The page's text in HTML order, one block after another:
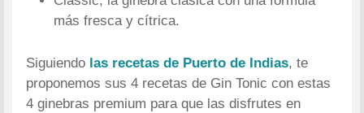
más fresca y cítrica.
Siguiendo las recetas de Puerto de Indias, te
proponemos sus 4 recetas de Gin Tonic con estas
4 ginebras premium para que las disfrutes en